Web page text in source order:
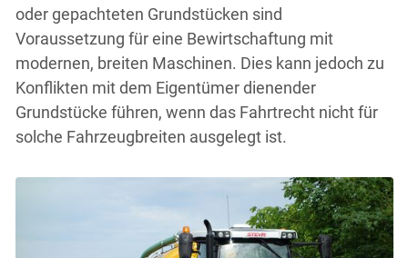
oder gepachteten Grundstücken sind
Voraussetzung für eine Bewirtschaftung mit
modernen, breiten Maschinen. Dies kann jedoch zu
Konflikten mit dem Eigentümer dienender
Grundstücke führen, wenn das Fahrtrecht nicht für
solche Fahrzeugbreiten ausgelegt ist.